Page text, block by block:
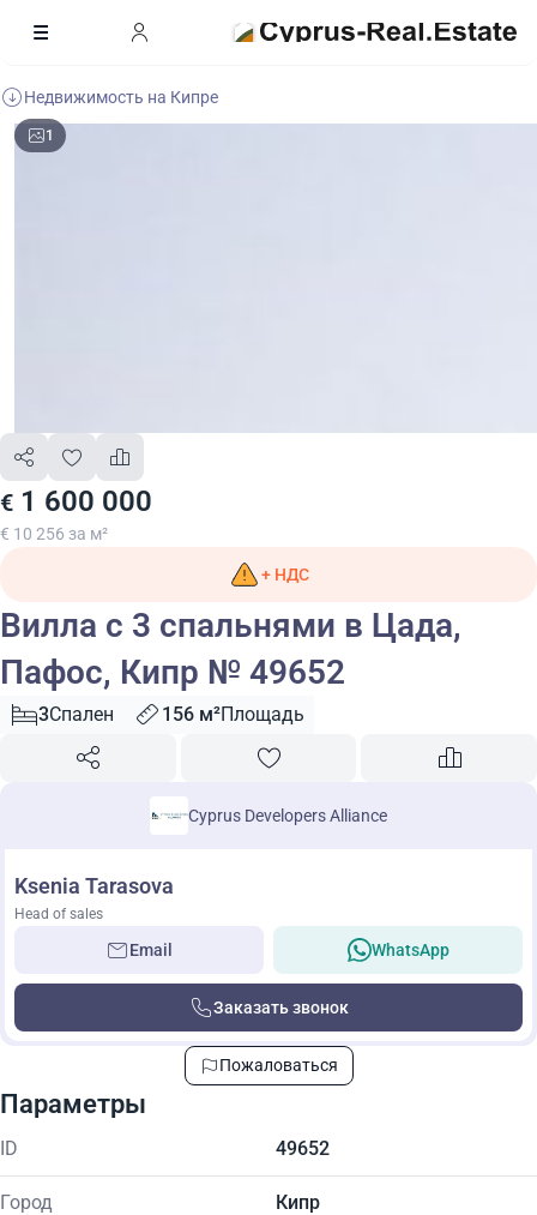
Недвижимость на Кипре
1
€ 1 600 000
€ 10 256 за м²
+ НДС
Вилла с 3 спальнями в Цада,
Пафос, Кипр № 49652
3Спален 156 м²Площадь
Cyprus Developers Alliance
Ksenia Tarasova
Head of sales
Email WhatsApp
Заказать звонок
Пожаловаться
Параметры
ID 49652
Город Кипр